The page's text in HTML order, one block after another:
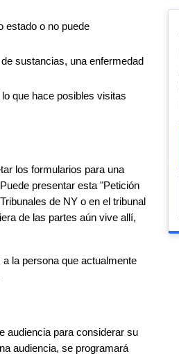
estado o no puede
sustancias, una enfermedad
que hace posibles visitas
los formularios para una
presentar esta "Petición
de NY o en el tribunal
de las partes aún vive allí,
la persona que actualmente
audiencia para considerar su
audiencia, se programará